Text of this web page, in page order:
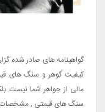
گواهینامه های صادر شده
کیفیت گوهر و سنگ های
مالی از جواهر شما نیست
سنگ های قیمتی , مشخصات ,